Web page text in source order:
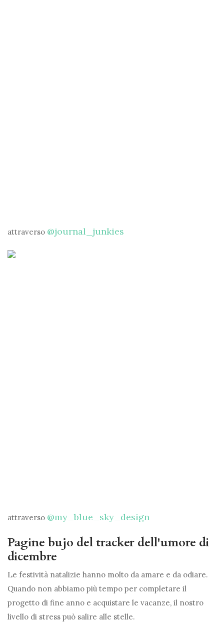
attraverso @journal_junkies
attraverso @my_blue_sky_design
Pagine bujo del tracker dell'umore di
dicembre
Le festività natalizie hanno molto da amare e da odiare.
Quando non abbiamo più tempo per completare il
progetto di fine anno e acquistare le vacanze, il nostro
livello di stress può salire alle stelle.